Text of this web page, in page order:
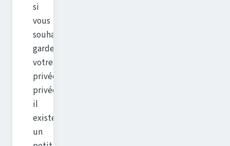
si
vous
souhaitez
garder
votre
privée...
privée,
il
existe
un